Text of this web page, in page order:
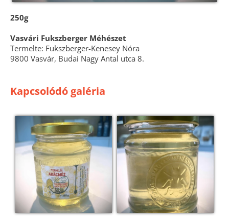
250g
Vasvári Fukszberger Méhészet
Termelte: Fukszberger-Kenesey Nóra
9800 Vasvár, Budai Nagy Antal utca 8.
Kapcsolódó galéria